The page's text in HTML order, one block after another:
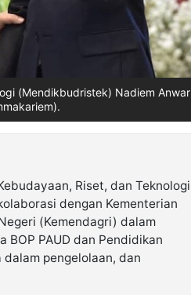
(Mendikbudristek) Nadiem Anwar
Riset, dan Teknologi
dengan Kementerian
(Kemendagri) dalam
PAUD dan Pendidikan
pengelolaan, dan